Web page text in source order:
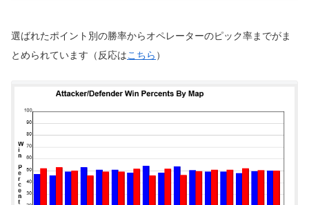
選ばれたポイント別の勝率からオペレーターのピック率までがま
とめられています（反応はこちら ）